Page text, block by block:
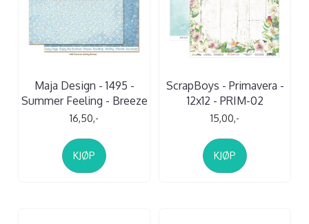
Maja Design - 1495 -
Summer Feeling - Breeze
16,50,-
KJØP
ScrapBoys - Primavera -
12x12 - PRIM-02
15,00,-
KJØP